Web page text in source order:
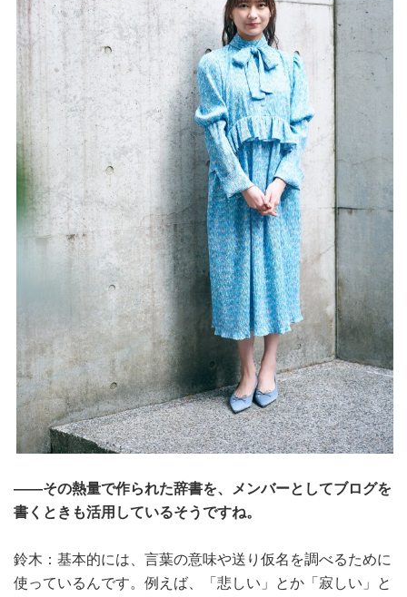
――その熱量で作られた辞書を、メンバーとしてブログを
書くときも活用しているそうですね。
鈴木：基本的には、言葉の意味や送り仮名を調べるために
使っているんです。例えば、「悲しい」とか「寂しい」と